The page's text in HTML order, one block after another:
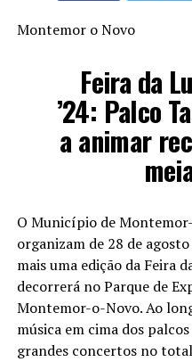
Montemor o Novo
Feira da
’24: Palco
a animar
O Município de
organizam de 28 de
mais uma edição da Feira
decorrerá no Parque de
Montemor-o-Novo. Ao
música em cima dos
grandes concertos no